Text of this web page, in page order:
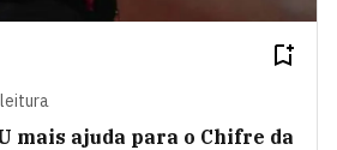
leitura
mais ajuda para o Chifre da